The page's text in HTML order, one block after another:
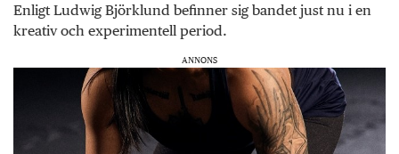
Enligt Ludwig Björklund befinner sig bandet just nu i en
kreativ och experimentell period.
ANNONS